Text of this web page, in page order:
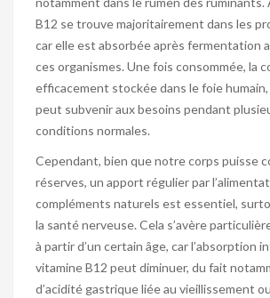
B12 se trouve majoritairement dans les
car elle est absorbée après fermentation
ces organismes. Une fois consommée, la
efficacement stockée dans le foie
peut subvenir aux besoins pendant
conditions normales.
Cependant, bien que notre corps puisse
réserves, un apport régulier par
compléments naturels est essentiel,
la santé nerveuse. Cela s’avère
à partir d’un certain âge, car l’absorption
vitamine B12 peut diminuer, du fait
d’acidité gastrique liée au vieillissement